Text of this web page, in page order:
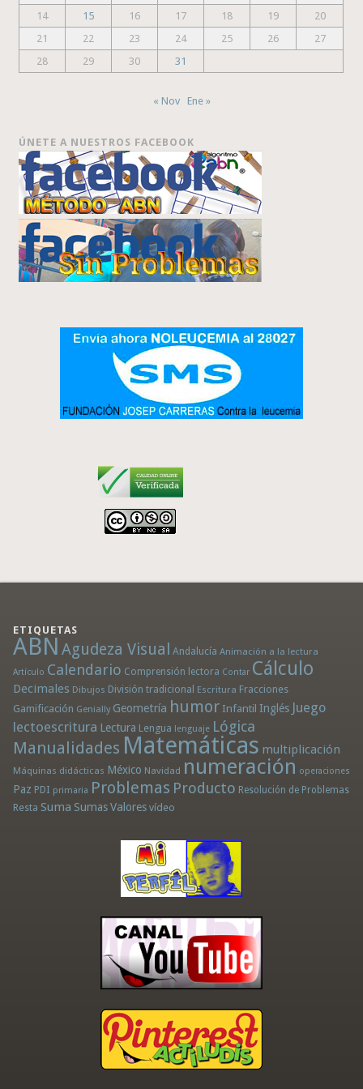
14
15 16 17 18 19
20
21
22 23 24 25 26
27
28
29 30 31
« Nov Ene »
ÚNETE A NUESTROS FACEBOOK
ETIQUETAS
ABN Agudeza Visual Andalucía Animación a la lectura
Artículo Calendario Comprensión lectora Contar Cálculo
Decimales Dibujos División tradicional Escritura Fracciones
Gamificación Genially Geometría humor Infantil Inglés Juego
lectoescritura Lectura Lengua lenguaje Lógica
Manualidades Matemáticas multiplicación
Máquinas didácticas México Navidad numeración operaciones
Paz PDI primaria Problemas Producto Resolución de Problemas
Resta Suma Sumas Valores vídeo